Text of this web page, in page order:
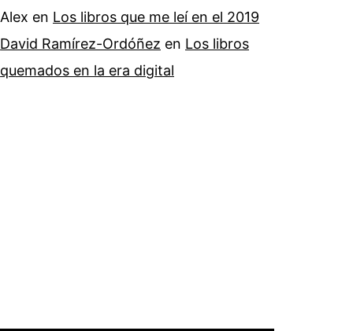
Alex en Los libros que me leí en el 2019
David Ramírez-Ordóñez en Los libros
quemados en la era digital